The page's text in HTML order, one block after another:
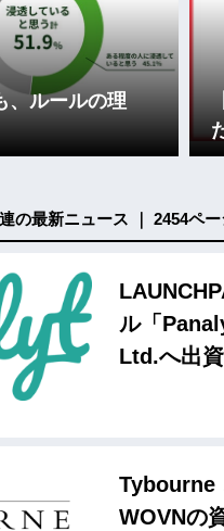
、ルールの理
の最新ニュース ｜ 2454ペー
ル「
Ltd.へ出資
Tybourne
WOVNの